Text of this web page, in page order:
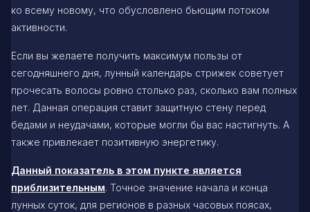
ко всему новому, что обусловлено бьющим потоком
активности.
Если вы желаете получить максимум пользы от
сегодняшнего дня, лунный календарь стрижек советует
прочесать волосы ровно столько раз, сколько вам полных
лет. Данная операция ставит защитную стену перед
бедами и неудачами, которые могли бы вас настигнуть. А
также привлекает позитивную энергетику.
Данный показатель в этом пункте является
приблизительным. Точное значение начала и конца
лунных суток, для регионов в разных часовых поясах,